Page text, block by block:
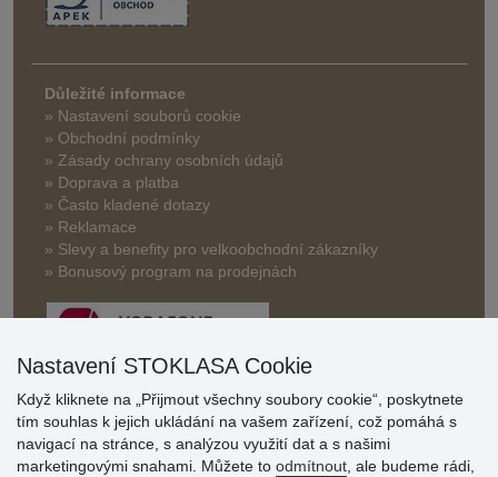
Důležité informace
» Nastavení souborů cookie
» Obchodní podmínky
» Zásady ochrany osobních údajů
» Doprava a platba
» Často kladené dotazy
» Reklamace
» Slevy a benefity pro velkoobchodní zákazníky
» Bonusový program na prodejnách
Hodnocení
zákazníků
Nastavení STOKLASA Cookie
Když kliknete na „Přijmout všechny soubory cookie“, poskytnete
tím souhlas k jejich ukládání na vašem zařízení, což pomáhá s
navigací na stránce, s analýzou využití dat a s našimi
marketingovými snahami. Můžete to odmítnout , ale budeme rádi,